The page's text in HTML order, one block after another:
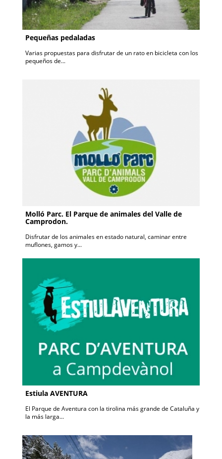
Pequeñas pedaladas
Varias propuestas para disfrutar de un rato en bicicleta con los
pequeños de...
Molló Parc. El Parque de animales del Valle de
Camprodon.
Disfrutar de los animales en estado natural, caminar entre
muflones, gamos y...
Estiula AVENTURA
El Parque de Aventura con la tirolina más grande de Cataluña y
la más larga...